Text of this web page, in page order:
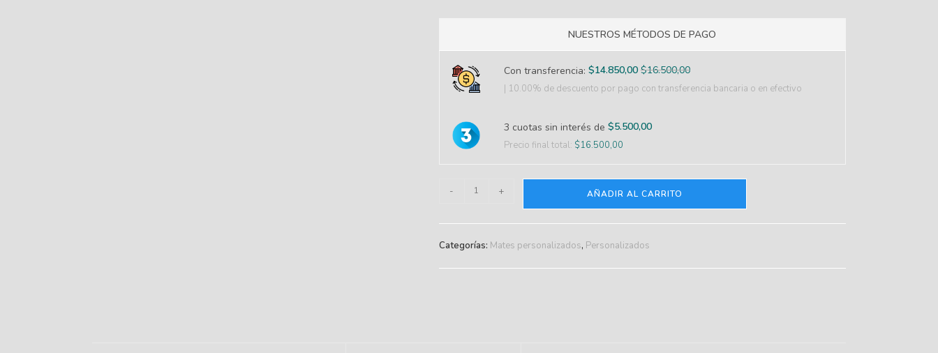
NUESTROS MÉTODOS DE PAGO
Con transferencia: $14.850,00 $16.500,00
| 10.00% de descuento por pago con transferencia bancaria o en efectivo
3 cuotas sin interés de $5.500,00
Precio final total: $16.500,00
- + AÑADIR AL CARRITO
Categorías: Mates personalizados, Personalizados